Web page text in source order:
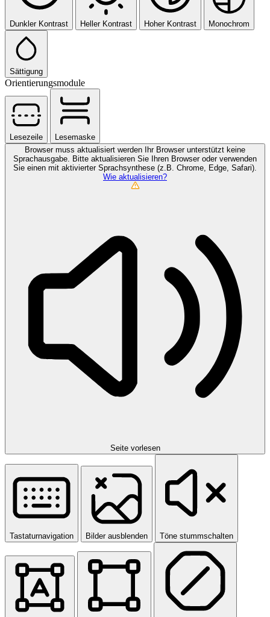
Dunkler Kontrast Heller Kontrast Hoher Kontrast Monochrom
Sättigung
Orientierungsmodule
Lesezeile
Lesemaske
Browser muss aktualisiert werden Ihr Browser unterstützt keine
Sprachausgabe. Bitte aktualisieren Sie Ihren Browser oder verwenden
Sie einen mit aktivierter Sprachsynthese (z.B. Chrome, Edge, Safari).
Wie aktualisieren?
Seite vorlesen
Tastaturnavigation Bilder ausblenden Töne stummschalten